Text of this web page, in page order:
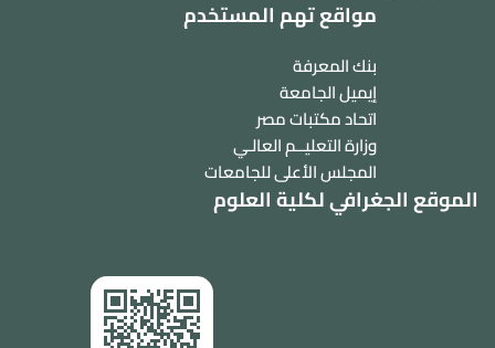
مواقع تهم المستخدم
بنك المعرفة
إيميل الجامعة
اتحاد مكتبات مصر
وزارة التعليــم العالـي
المجلس الأعلى للجامعات
الموقع الجغرافي لكلية العلوم